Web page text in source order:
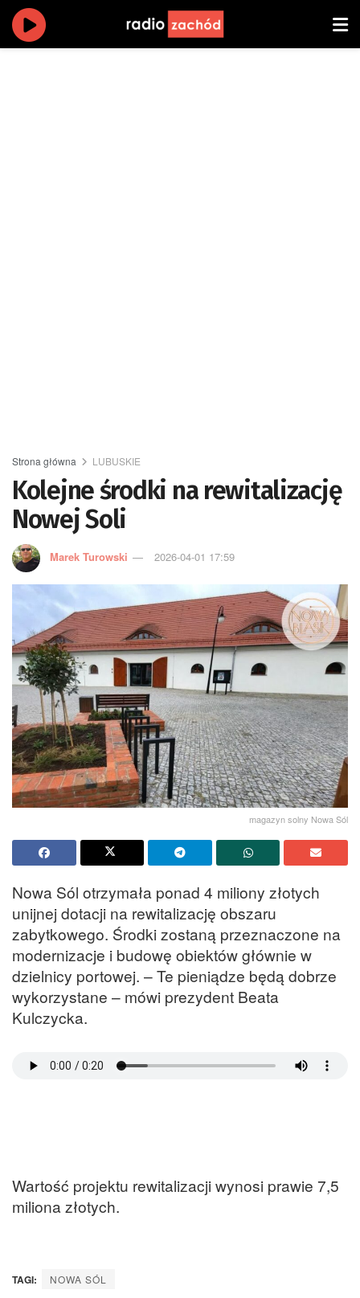
Strona główna LUBUSKIE
Kolejne środki na rewitalizację
Nowej Soli
Marek Turowski 2026-04-01 17:59
magazyn solny Nowa Sól
Nowa Sól otrzymała ponad 4 miliony złotych
unijnej dotacji na rewitalizację obszaru
zabytkowego. Środki zostaną przeznaczone na
modernizacje i budowę obiektów głównie w
dzielnicy portowej. – Te pieniądze będą dobrze
wykorzystane – mówi prezydent Beata
Kulczycka.
Wartość projektu rewitalizacji wynosi prawie 7,5
miliona złotych.
TAGI: NOWA SÓL